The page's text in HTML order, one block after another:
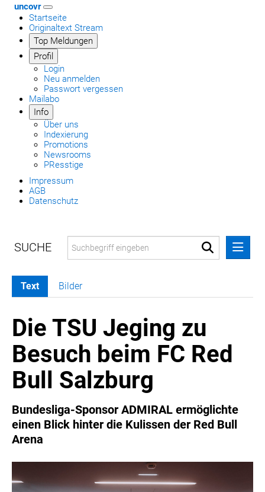
uncovr
Startseite
Originaltext Stream
Top Meldungen
Profil
Login
Neu anmelden
Passwort vergessen
Mailabo
Info
Über uns
Indexierung
Promotions
Newsrooms
PResstige
Impressum
AGB
Datenschutz
MELDUNGEN
COCA-COLA
RÖMERQUELLE
ÖSTERREICHISCHE SPORTHILFE
BARFLY'S CLUB
SPORTS MEDIA AUSTRIA
VIER HOCH VIER
Text Bilder
Die TSU Jeging zu
Besuch beim FC Red
Bull Salzburg
Bundesliga-Sponsor ADMIRAL ermöglichte
einen Blick hinter die Kulissen der Red Bull
Arena